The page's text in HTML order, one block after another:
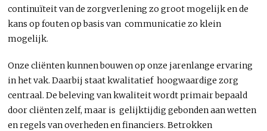
continuïteit van de zorgverlening zo groot mogelijk en de
kans op fouten op basis van communicatie zo klein
mogelijk.
Onze cliënten kunnen bouwen op onze jarenlange ervaring
in het vak. Daarbij staat kwalitatief hoogwaardige zorg
centraal. De beleving van kwaliteit wordt primair bepaald
door cliënten zelf, maar is gelijktijdig gebonden aan wetten
en regels van overheden en financiers. Betrokken